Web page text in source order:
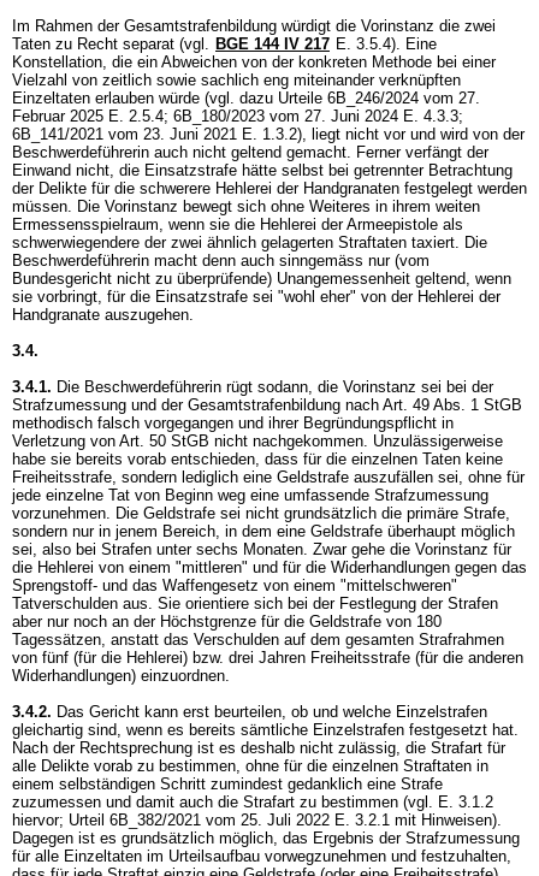
Im Rahmen der Gesamtstrafenbildung würdigt die Vorinstanz die zwei
Taten zu Recht separat (vgl. BGE 144 IV 217 E. 3.5.4). Eine
Konstellation, die ein Abweichen von der konkreten Methode bei einer
Vielzahl von zeitlich sowie sachlich eng miteinander verknüpften
Einzeltaten erlauben würde (vgl. dazu Urteile 6B_246/2024 vom 27.
Februar 2025 E. 2.5.4; 6B_180/2023 vom 27. Juni 2024 E. 4.3.3;
6B_141/2021 vom 23. Juni 2021 E. 1.3.2), liegt nicht vor und wird von der
Beschwerdeführerin auch nicht geltend gemacht. Ferner verfängt der
Einwand nicht, die Einsatzstrafe hätte selbst bei getrennter Betrachtung
der Delikte für die schwerere Hehlerei der Handgranaten festgelegt werden
müssen. Die Vorinstanz bewegt sich ohne Weiteres in ihrem weiten
Ermessensspielraum, wenn sie die Hehlerei der Armeepistole als
schwerwiegendere der zwei ähnlich gelagerten Straftaten taxiert. Die
Beschwerdeführerin macht denn auch sinngemäss nur (vom
Bundesgericht nicht zu überprüfende) Unangemessenheit geltend, wenn
sie vorbringt, für die Einsatzstrafe sei "wohl eher" von der Hehlerei der
Handgranate auszugehen.
3.4.
3.4.1. Die Beschwerdeführerin rügt sodann, die Vorinstanz sei bei der
Strafzumessung und der Gesamtstrafenbildung nach Art. 49 Abs. 1 StGB
methodisch falsch vorgegangen und ihrer Begründungspflicht in
Verletzung von Art. 50 StGB nicht nachgekommen. Unzulässigerweise
habe sie bereits vorab entschieden, dass für die einzelnen Taten keine
Freiheitsstrafe, sondern lediglich eine Geldstrafe auszufällen sei, ohne für
jede einzelne Tat von Beginn weg eine umfassende Strafzumessung
vorzunehmen. Die Geldstrafe sei nicht grundsätzlich die primäre Strafe,
sondern nur in jenem Bereich, in dem eine Geldstrafe überhaupt möglich
sei, also bei Strafen unter sechs Monaten. Zwar gehe die Vorinstanz für
die Hehlerei von einem "mittleren" und für die Widerhandlungen gegen das
Sprengstoff- und das Waffengesetz von einem "mittelschweren"
Tatverschulden aus. Sie orientiere sich bei der Festlegung der Strafen
aber nur noch an der Höchstgrenze für die Geldstrafe von 180
Tagessätzen, anstatt das Verschulden auf dem gesamten Strafrahmen
von fünf (für die Hehlerei) bzw. drei Jahren Freiheitsstrafe (für die anderen
Widerhandlungen) einzuordnen.
3.4.2. Das Gericht kann erst beurteilen, ob und welche Einzelstrafen
gleichartig sind, wenn es bereits sämtliche Einzelstrafen festgesetzt hat.
Nach der Rechtsprechung ist es deshalb nicht zulässig, die Strafart für
alle Delikte vorab zu bestimmen, ohne für die einzelnen Straftaten in
einem selbständigen Schritt zumindest gedanklich eine Strafe
zuzumessen und damit auch die Strafart zu bestimmen (vgl. E. 3.1.2
hiervor; Urteil 6B_382/2021 vom 25. Juli 2022 E. 3.2.1 mit Hinweisen).
Dagegen ist es grundsätzlich möglich, das Ergebnis der Strafzumessung
für alle Einzeltaten im Urteilsaufbau vorwegzunehmen und festzuhalten,